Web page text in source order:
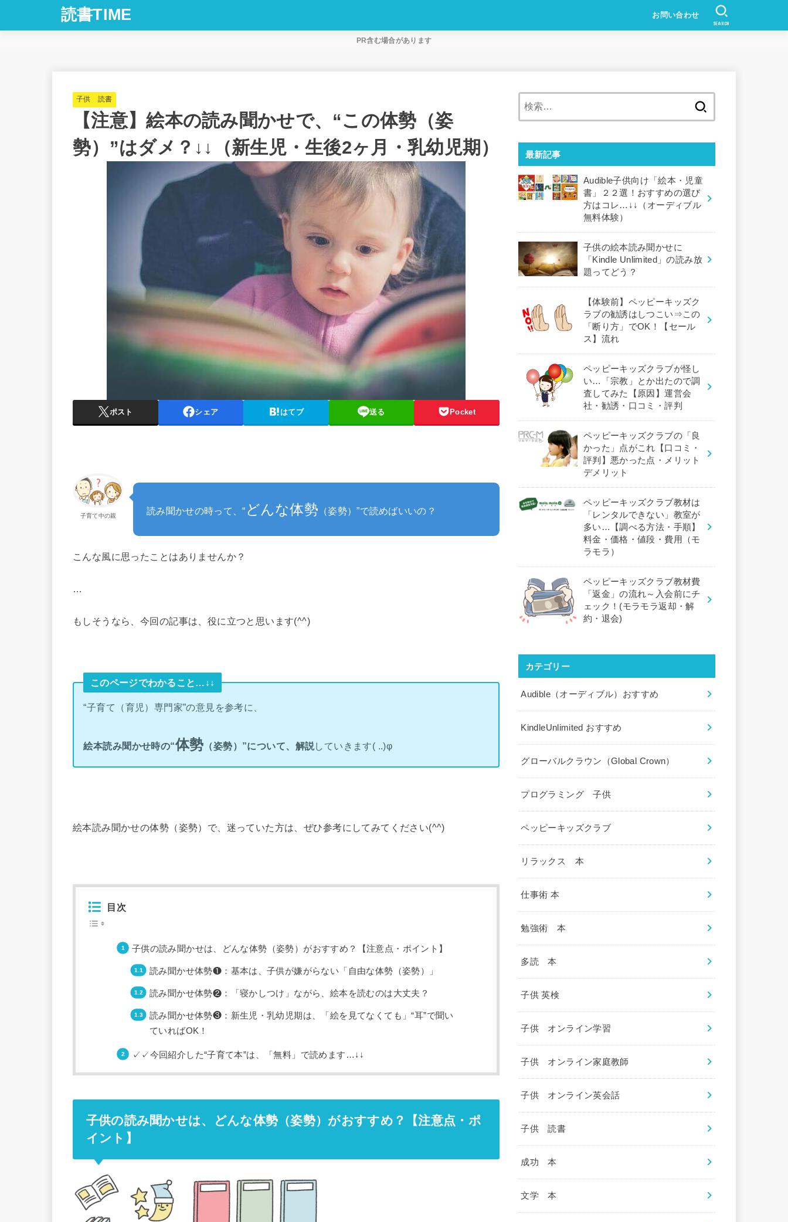
読書TIME お問い合わせ
SEARCH
PR含む場合があります
子供 読書
【注意】絵本の読み聞かせで、“この体勢（姿
勢）”はダメ？↓↓（新生児・生後2ヶ月・乳幼児期）
ポスト シェア はてブ 送る Pocket
子育て中の親 読み聞かせの時って、“ どんな体勢 （姿勢）”で読めばいいの？
こんな風に思ったことはありませんか？
…
もしそうなら、今回の記事は、役に立つと思います(^^)
このページでわかること…↓↓
“子育て（育児）専門家”の意見を参考に、
絵本読み聞かせ時の“体勢 （姿勢）”について、解説していきます( ..)φ
絵本読み聞かせの体勢（姿勢）で、迷っていた方は、ぜひ参考にしてみてください(^^)
目次
子供の読み聞かせは、どんな体勢（姿勢）がおすすめ？【注意点・ポイント】
読み聞かせ体勢❶：基本は、子供が嫌がらない「自由な体勢（姿勢）」
読み聞かせ体勢❷：「寝かしつけ」ながら、絵本を読むのは大丈夫？
読み聞かせ体勢❸：新生児・乳幼児期は、「絵を見てなくても」“耳”で聞い
ていればOK！
✓✓今回紹介した“子育て本”は、「無料」で読めます…↓↓
子供の読み聞かせは、どんな体勢（姿勢）がおすすめ？【注意点・ポ
イント】
最新記事
Audible子供向け「絵本・児童
書」２２選！おすすめの選び
方はコレ…↓↓（オーディブル
無料体験）
子供の絵本読み聞かせに
「Kindle Unlimited」の読み放
題ってどう？
【体験前】ペッピーキッズク
ラブの勧誘はしつこい⇒この
「断り方」でOK！【セール
ス】流れ
ペッピーキッズクラブが怪し
い…「宗教」とか出たので調
査してみた【原因】運営会
社・勧誘・口コミ・評判
ペッピーキッズクラブの「良
かった」点がこれ【口コミ・
評判】悪かった点・メリット
デメリット
ペッピーキッズクラブ教材は
「レンタルできない」教室が
多い…【調べる方法・手順】
料金・価格・値段・費用（モ
ラモラ）
ペッピーキッズクラブ教材費
「返金」の流れ～入会前にチ
ェック！(モラモラ返却・解
約・退会)
カテゴリー
Audible（オーディブル）おすすめ
KindleUnlimited おすすめ
グローバルクラウン（Global Crown）
プログラミング 子供
ペッピーキッズクラブ
リラックス 本
仕事術 本
勉強術 本
多読 本
子供 英検
子供 オンライン学習
子供 オンライン家庭教師
子供 オンライン英会話
子供 読書
成功 本
文学 本